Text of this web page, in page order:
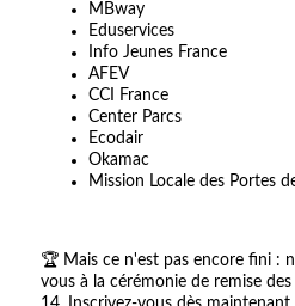
MBway
Eduservices
Info Jeunes France
AFEV
CCI France
Center Parcs
Ecodair
Okamac
Mission Locale des Portes
🏆 Mais ce n'est pas encore fini :
vous à la cérémonie de remise